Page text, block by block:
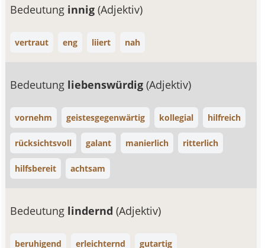
Bedeutung innig(Adjektiv)
vertraut eng liiert nah
Bedeutung liebenswürdig(Adjektiv)
vornehm geistesgegenwärtig kollegial hilfreich
rücksichtsvoll galant manierlich ritterlich
hilfsbereit achtsam
Bedeutung lindernd(Adjektiv)
beruhigend erleichternd gutartig